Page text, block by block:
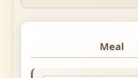
Meal